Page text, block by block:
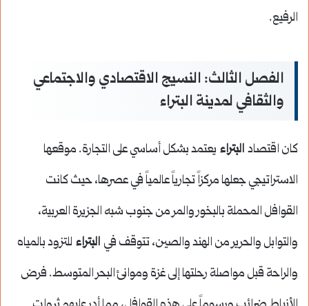
الرفيع.
الفصل الثالث: النسيج الاقتصادي والاجتماعي
والثقافي لمدينة البتراء
كان اقتصاد البتراء يعتمد بشكل أساسي على التجارة. موقعها
الاستراتيجي جعلها مركزاً تجارياً عالمياً في عصرها، حيث كانت
القوافل المحملة بالبخور والمر من جنوب شبه الجزيرة العربية،
والتوابل والحرير من الهند والصين، تتوقف في البتراء للتزود بالمياه
والراحة قبل مواصلة رحلتها إلى غزة وموانئ البحر المتوسط. فرض